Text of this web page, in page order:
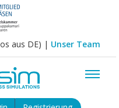
aus DE) | Unser Team